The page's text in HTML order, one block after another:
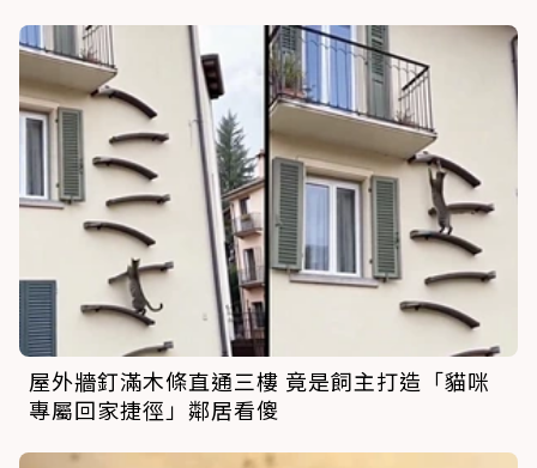
屋外牆釘滿木條直通三樓 竟是飼主打造「貓咪
專屬回家捷徑」鄰居看傻